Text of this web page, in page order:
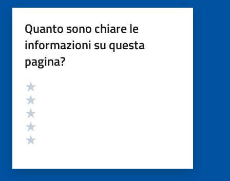
Quanto sono chiare le
informazioni su questa
pagina?
Valutazione